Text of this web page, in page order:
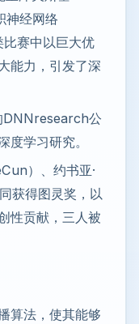
神经网络
赛中以巨大优
能力，引发了深
DNNresearch公
度学习研究。
）、约书亚·
获得图灵奖，以
性贡献，三人被
算法，使其能够